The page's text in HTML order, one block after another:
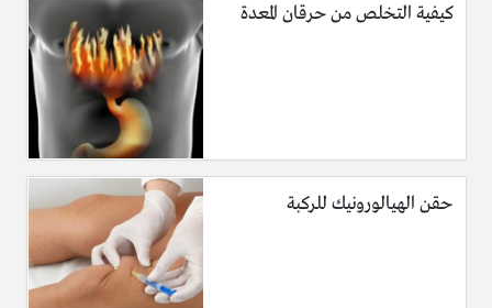
كيفية التخلص من حرقان المعدة
حقن الهيالورونيك للركبة